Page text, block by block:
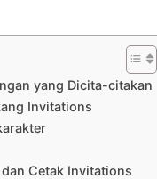
yang Dicita-citakan
Invitations
Cetak Invitations